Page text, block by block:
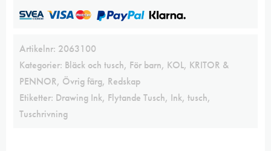
Artikelnr: 2063100
Kategorier: Bläck och tusch, För barn, KOL, KRITOR &
PENNOR, Övrig färg, Redskap
Etiketter: Drawing Ink, Flytande Tusch, Ink, tusch,
Tuschrivning